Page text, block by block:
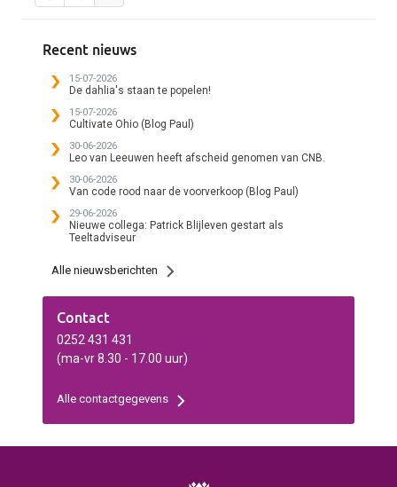
Recent nieuws
15-07-2026
De dahlia's staan te popelen!
15-07-2026
Cultivate Ohio (Blog Paul)
30-06-2026
Leo van Leeuwen heeft afscheid genomen van CNB.
30-06-2026
Van code rood naar de voorverkoop (Blog Paul)
29-06-2026
Nieuwe collega: Patrick Blijleven gestart als
Teeltadviseur
Alle nieuwsberichten
Contact
0252 431 431
(ma-vr 8.30 - 17.00 uur)
Alle contactgegevens